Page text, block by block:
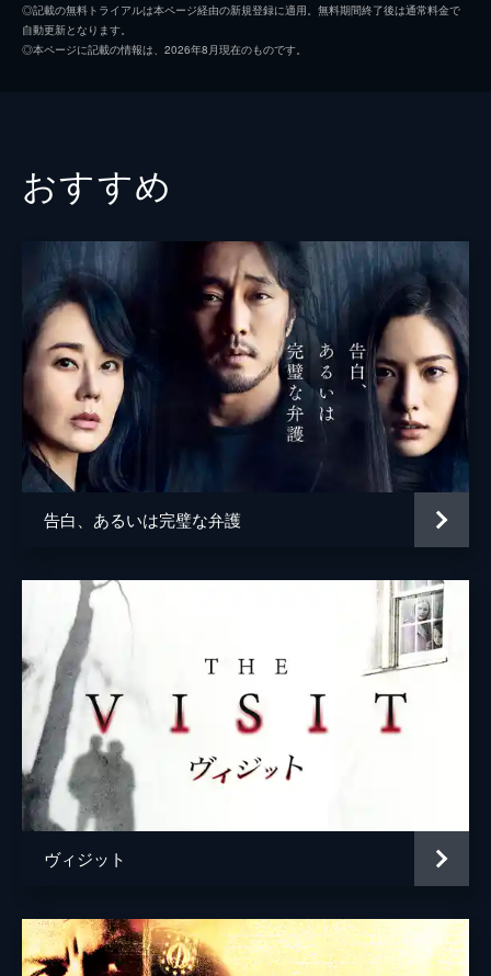
監督
脚本 オリオル・パウロ
ララ・センディム
音楽 セルヒオ・モウレ・デ・オテイサ
製作 ホアキン・パドロ
マル・タルガローナ
メルセデス・ガメロ
ミケル・レハルサ
◎記載の無料トライアルは本ページ経由の新規登録に適用。無料期間終了後は通常料金で
自動更新となります。
◎本ページに記載の情報は、2026年8月現在のものです。
おすすめ
告白、あるいは完璧な弁護
ヴィジット